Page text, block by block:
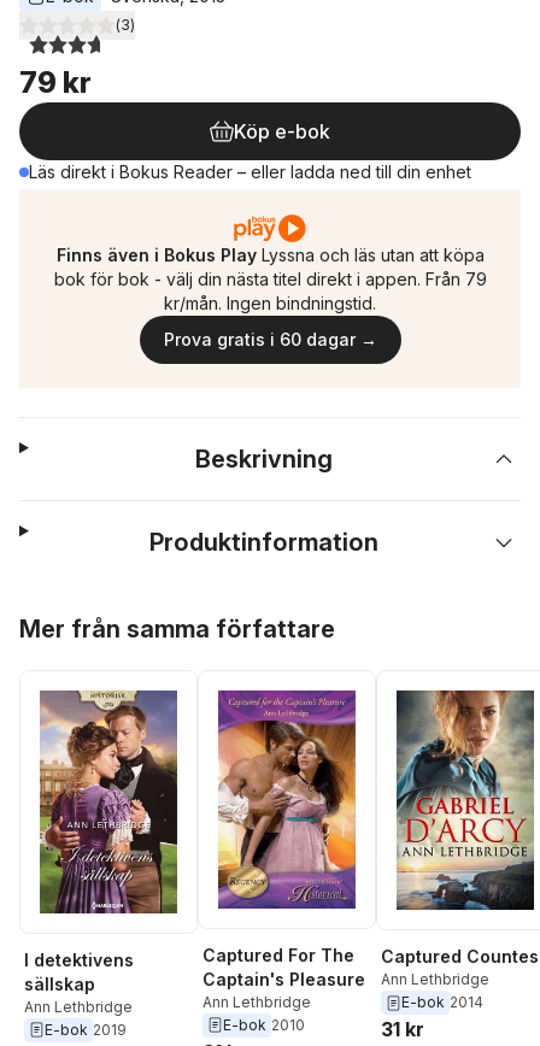
3,7utav 5 stjärnor. Totalt antal röster:
(3)
79 kr
Köp e-bok
Läs direkt i Bokus Reader – eller ladda ned till din enhet
Finns även i Bokus Play Lyssna och läs utan att köpa
bok för bok - välj din nästa titel direkt i appen. Från 79
kr/mån. Ingen bindningstid.
Prova gratis i 60 dagar →
Beskrivning
Produktinformation
Mer från samma författare
I detektivens
sällskap
Ann Lethbridge
E-bok 2019
Captured For The
Captain's Pleasure
Ann Lethbridge
E-bok 2010
Captured
Ann Lethbridge
E-bok 2014
31 kr